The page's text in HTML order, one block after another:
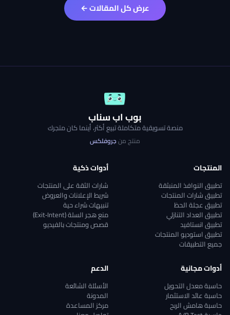
عرض كل المقالات ←
بوب اب سناب
منصة تسويقية متكاملة تبيع أكثر، أينما كان متجرك
منتج منجروفلكس
المنتجات
تطبيق النوافذ المنبثقة
تطبيق شارات المنتجات
تطبيق عجلة الحظ
تطبيق العداد التنازلي
تطبيق انستافيد
تطبيق استوديو المنتجات
جميع التطبيقات
أدوات ذكية
شارات الثقة على المنتجات
شريط الإعلانات والعروض
تنبيهات شراء حية
منع هجر السلة (Exit‑Intent)
قصص ومنتجات بالفيديو
أدوات مجانية
حاسبة معدل التحويل
حاسبة عائد الاستثمار
حاسبة هامش الربح
الدعم
الأسئلة الشائعة
المدونة
مركز المساعدة